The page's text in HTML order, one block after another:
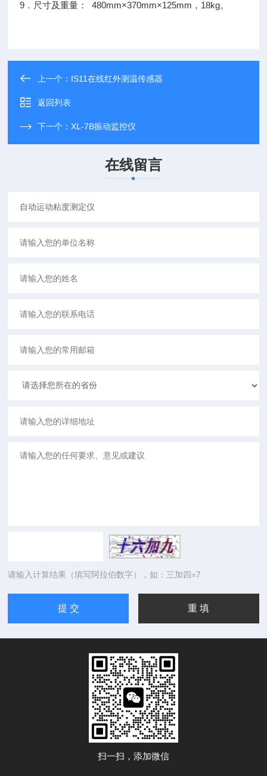
9．尺寸及重量： 480mm×370mm×125mm，18kg。
上一个： IS11在线红外测温传感器
返回列表
下一个：XL-7B振动监控仪
在线留言
请输入计算结果（填写阿拉伯数字），如：三加四=7
扫一扫，添加微信